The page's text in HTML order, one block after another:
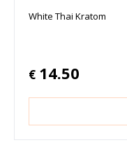
White Thai Kratom
€ 14.50